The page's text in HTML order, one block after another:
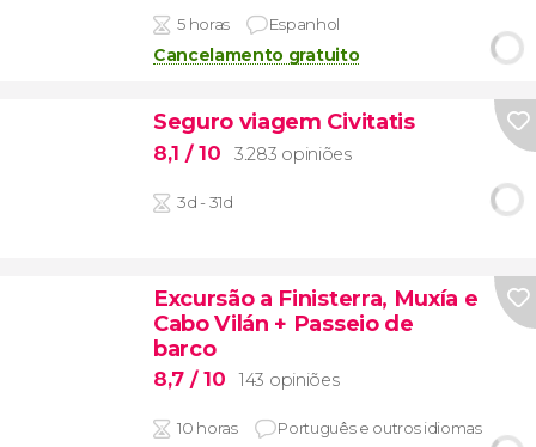
5 horas Espanhol
Cancelamento gratuito
Seguro viagem Civitatis
8,1 / 10 3.283 opiniões
3d - 31d
Excursão a Finisterra, Muxía e
Cabo Vilán + Passeio de
barco
8,7 / 10 143 opiniões
10 horas Português e outros idiomas